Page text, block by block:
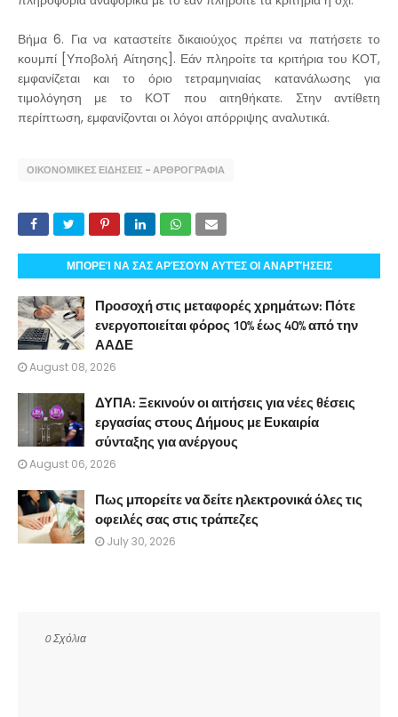
Βήμα 6. Για να καταστείτε δικαιούχος πρέπει να πατήσετε το
κουμπί [Υποβολή Αίτησης]. Εάν πληροίτε τα κριτήρια του ΚΟΤ,
εμφανίζεται και το όριο τετραμηνιαίας κατανάλωσης για
τιμολόγηση με το ΚΟΤ που αιτηθήκατε. Στην αντίθετη
περίπτωση, εμφανίζονται οι λόγοι απόρριψης αναλυτικά.
ΟΙΚΟΝΟΜΙΚΕΣ ΕΙΔΗΣΕΙΣ - ΑΡΘΡΟΓΡΑΦΙΑ
ΜΠΟΡΕΊ ΝΑ ΣΑΣ ΑΡΈΣΟΥΝ ΑΥΤΈΣ ΟΙ ΑΝΑΡΤΉΣΕΙΣ
Προσοχή στις μεταφορές χρημάτων: Πότε
ενεργοποιείται φόρος 10% έως 40% από την
ΑΑΔΕ
August 08, 2026
ΔΥΠΑ: Ξεκινούν οι αιτήσεις για νέες θέσεις
εργασίας στους Δήμους με Ευκαιρία
σύνταξης για ανέργους
August 06, 2026
Πως μπορείτε να δείτε ηλεκτρονικά όλες τις
οφειλές σας στις τράπεζες
July 30, 2026
0 Σχόλια